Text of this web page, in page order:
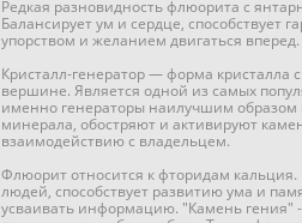
Редкая разновидность флюорита с
Балансирует ум и сердце, способствует
упорством и желанием двигаться вперед.
Кристалл-генератор — форма
вершине. Является одной из самых
именно генераторы наилучшим
минерала, обостряют и активируют
взаимодействию с владельцем.
Флюорит относится к фторидам
людей, способствует развитию ума и
усваивать информацию. "Камень